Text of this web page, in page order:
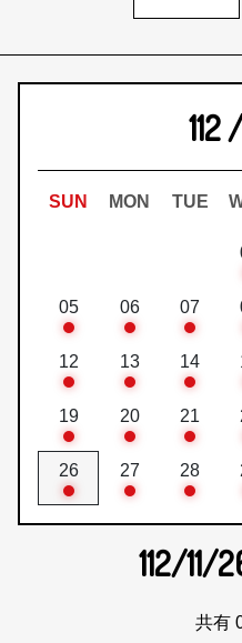
112
SUN MON TUE
05 06 07
12 13 14
19 20 21
26 27 28
112/11/
共有